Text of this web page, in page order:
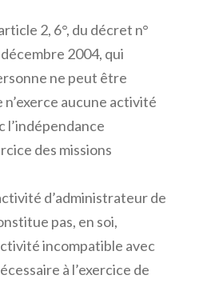
2, 6°, du décret n°
2004, qui
ne peut être
aucune activité
l’indépendance
des missions
d’administrateur de
pas, en soi,
incompatible avec
à l’exercice de